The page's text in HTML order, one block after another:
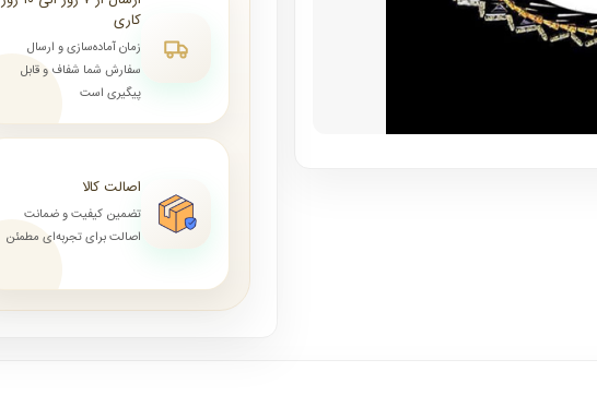
کاری
زمان آماده‌سازی و ارسال
سفارش شما شفاف و قابل
پیگیری است
اصالت کالا
تضمین کیفیت و ضمانت
اصالت برای تجربه‌ای مطمئن